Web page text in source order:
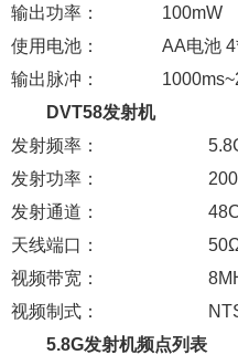
输出功率：
100mW
使用电池：
AA电池
输出脉冲：
DVT58发射机
发射频率：
发射功率：
发射通道：
天线端口：
视频带宽：
视频制式：
5.8G发射机频点列表